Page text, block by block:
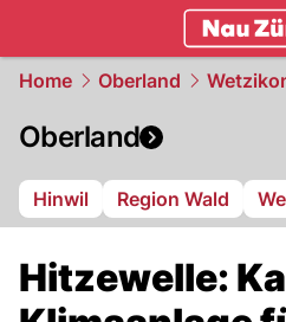
Home Oberland
Oberland
Hinwil Region Wald
Hitzewelle: